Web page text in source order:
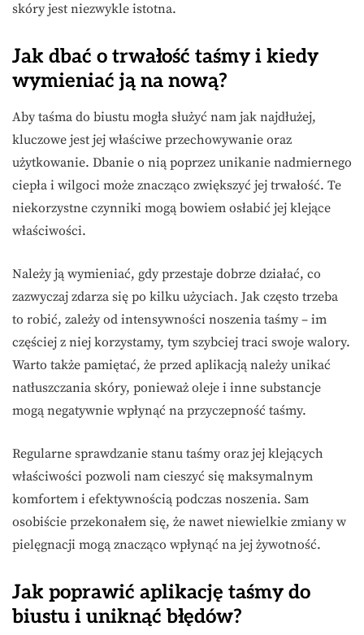
skóry jest niezwykle istotna.
Jak dbać o trwałość taśmy i kiedy
wymieniać ją na nową?
Aby taśma do biustu mogła służyć nam jak najdłużej,
kluczowe jest jej właściwe przechowywanie oraz
użytkowanie. Dbanie o nią poprzez unikanie nadmiernego
ciepła i wilgoci może znacząco zwiększyć jej trwałość. Te
niekorzystne czynniki mogą bowiem osłabić jej klejące
właściwości.
Należy ją wymieniać, gdy przestaje dobrze działać, co
zazwyczaj zdarza się po kilku użyciach. Jak często trzeba
to robić, zależy od intensywności noszenia taśmy – im
częściej z niej korzystamy, tym szybciej traci swoje walory.
Warto także pamiętać, że przed aplikacją należy unikać
natłuszczania skóry, ponieważ oleje i inne substancje
mogą negatywnie wpłynąć na przyczepność taśmy.
Regularne sprawdzanie stanu taśmy oraz jej klejących
właściwości pozwoli nam cieszyć się maksymalnym
komfortem i efektywnością podczas noszenia. Sam
osobiście przekonałem się, że nawet niewielkie zmiany w
pielęgnacji mogą znacząco wpłynąć na jej żywotność.
Jak poprawić aplikację taśmy do
biustu i uniknąć błędów?